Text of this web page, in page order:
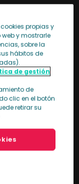
cookies propias y
y mostrarle
sobre la
hábitos de
de gestión
de
clic en el botón
retirar su